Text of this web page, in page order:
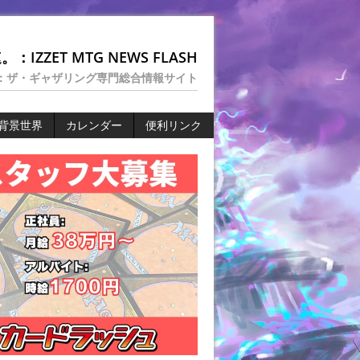
：IZZET MTG NEWS FLASH
ザ・ギャザリング専門総合情報サイト
景世界 カレンダー 便利リンク